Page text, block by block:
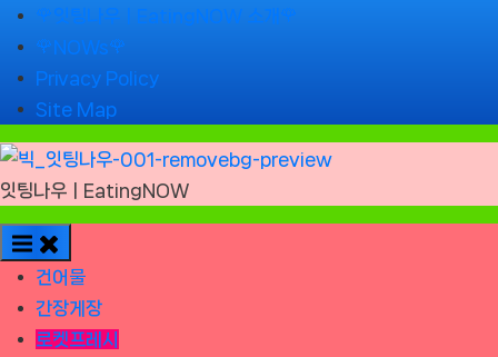
Skip
to
content
🌹잇팅나우ㅣEatingNOW 소개🌹
🌹NOWs🌹
Privacy Policy
Site Map
잇팅나우ㅣEatingNOW
건어물
간장게장
로켓프레시